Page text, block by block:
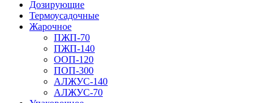
Дозирующие
Термоусадочные
Жарочное
ПЖП-70
ПЖП-140
ООП-120
ПОП-300
АЛЖУС-140
АЛЖУС-70